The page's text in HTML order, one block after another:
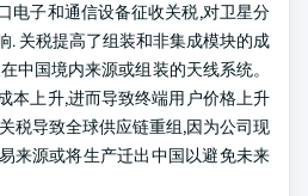
电子和通信设备征收关税,对卫星分
. 关税提高了组装和非集成模块的成
中国境内来源或组装的天线系统。
本上升,进而导致终端用户价格上升
税导致全球供应链重组,因为公司现
来源或将生产迁出中国以避免未来